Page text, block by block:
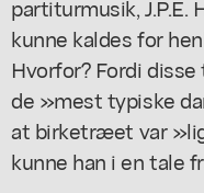
partiturmusik, J.P.E.
kunne kaldes for
Hvorfor? Fordi
de »mest typiske
at birketræet var
kunne han i en tale